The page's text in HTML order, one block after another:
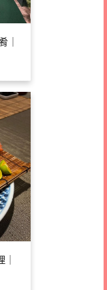
｜